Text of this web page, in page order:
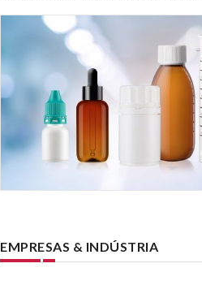
EMPRESAS & INDÚSTRIA